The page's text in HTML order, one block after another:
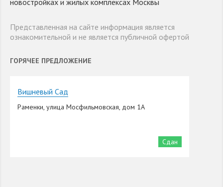
Представленная на сайте информация является
ознакомительной и не является публичной офертой
ГОРЯЧЕЕ ПРЕДЛОЖЕНИЕ
Вишневый Сад
Раменки, улица Мосфильмовская, дом 1А
Сдан